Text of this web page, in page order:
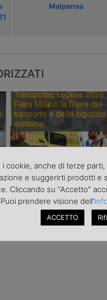
Malpensa
Transpotec Logitec 2026:
Fiera Milano la filiera del
trasporto e della
sistema
i cookie, anche di terze
e suggerirti prodotti e
Cliccando su "Accetto"
Puoi prendere visione dell'
ACCETTO